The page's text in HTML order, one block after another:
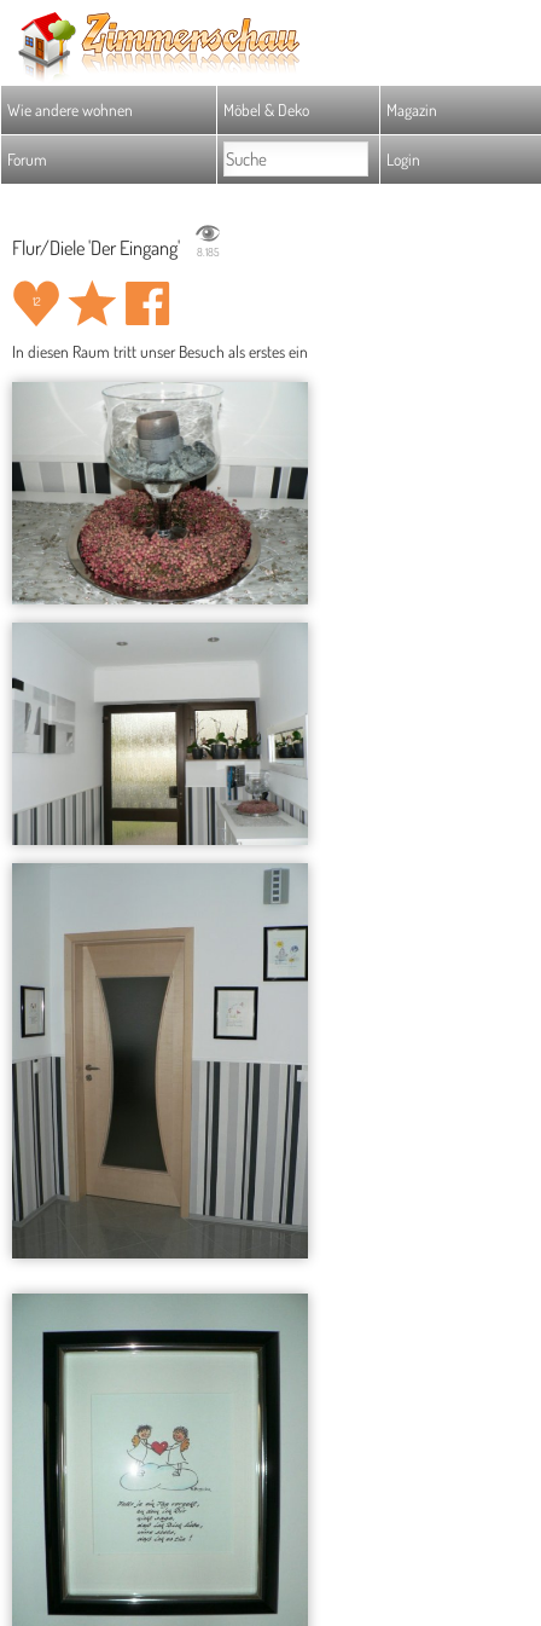
Wie andere wohnen Möbel & Deko Magazin
Forum Login
Flur/Diele 'Der Eingang' 8.185
12
In diesen Raum tritt unser Besuch als erstes ein